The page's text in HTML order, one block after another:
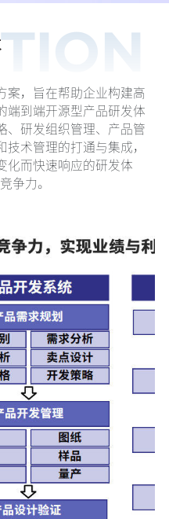
案，旨在帮助企业构建高
端到端开源型产品研发体
、研发组织管理、产品管
术管理的打通与集成，
化而快速响应的研发体
争力。